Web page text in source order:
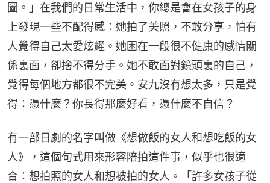
圖。」在我們的日常生活中，你總是會在女孩子的身
上發現一些不配得感：她拍了美照，不敢分享，怕有
人覺得自己太愛炫耀。她困在一段很不健康的感情關
係裏面，卻捨不得分手。她不敢面對鏡頭裏的自己，
覺得每個地方都很不完美。安九沒有想太多，只是覺
得：憑什麼？你長得那麼好看，憑什麼不自信？
有一部日劇的名字叫做《想做飯的女人和想吃飯的女
人》，這個句式用來形容陪拍這件事，似乎也很適
合：想拍照的女人和想被拍的女人。「許多女孩子從